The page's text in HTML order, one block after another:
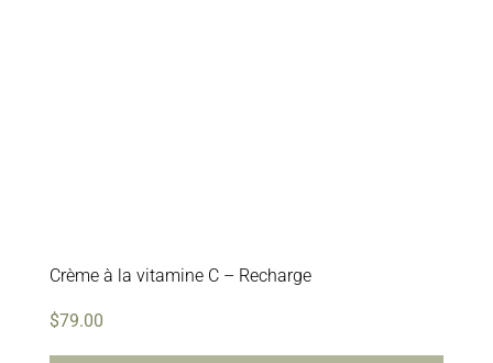
Crème à la vitamine C – Recharge
$79.00